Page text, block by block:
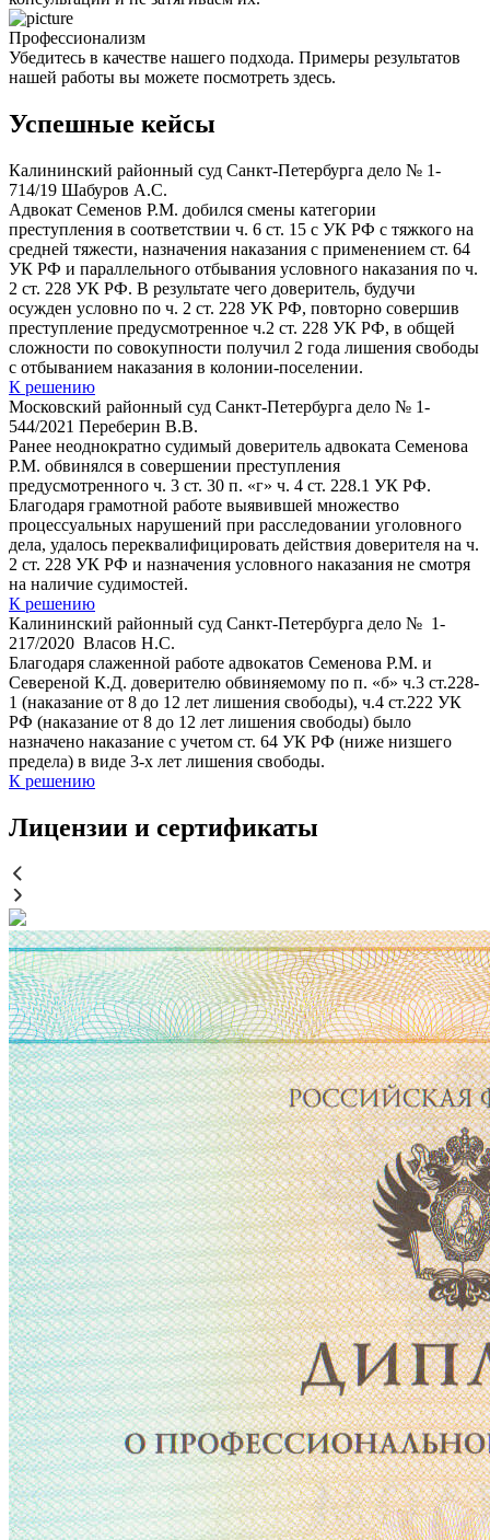
Профессионализм
Убедитесь в качестве нашего подхода. Примеры результатов
нашей работы вы можете посмотреть здесь.
Успешные кейсы
Калининский районный суд Санкт-Петербурга дело № 1-
714/19 Шабуров А.С.
Адвокат Семенов Р.М. добился смены категории
преступления в соответствии ч. 6 ст. 15 с УК РФ с тяжкого на
средней тяжести, назначения наказания с применением ст. 64
УК РФ и параллельного отбывания условного наказания по ч.
2 ст. 228 УК РФ. В результате чего доверитель, будучи
осужден условно по ч. 2 ст. 228 УК РФ, повторно совершив
преступление предусмотренное ч.2 ст. 228 УК РФ, в общей
сложности по совокупности получил 2 года лишения свободы
с отбыванием наказания в колонии-поселении.
К решению
Московский районный суд Санкт-Петербурга дело № 1-
544/2021 Переберин В.В.
Ранее неоднократно судимый доверитель адвоката Семенова
Р.М. обвинялся в совершении преступления
предусмотренного ч. 3 ст. 30 п. «г» ч. 4 ст. 228.1 УК РФ.
Благодаря грамотной работе выявившей множество
процессуальных нарушений при расследовании уголовного
дела, удалось переквалифицировать действия доверителя на ч.
2 ст. 228 УК РФ и назначения условного наказания не смотря
на наличие судимостей.
К решению
Калининский районный суд Санкт-Петербурга дело № 1-
217/2020 Власов Н.С.
Благодаря слаженной работе адвокатов Семенова Р.М. и
Севереной К.Д. доверителю обвиняемому по п. «б» ч.3 ст.228-
1 (наказание от 8 до 12 лет лишения свободы), ч.4 ст.222 УК
РФ (наказание от 8 до 12 лет лишения свободы) было
назначено наказание с учетом ст. 64 УК РФ (ниже низшего
предела) в виде 3-х лет лишения свободы.
К решению
Лицензии и сертификаты